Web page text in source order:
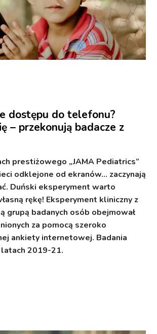
dostępu do telefonu?
– przekonują badacze z
prestiżowego „JAMA Pediatrics”
odklejone od ekranów… zaczynają
Duński eksperyment warto
rękę! Eksperyment kliniczny z
grupą badanych osób obejmował
za pomocą szeroko
ankiety internetowej. Badania
2019-21.